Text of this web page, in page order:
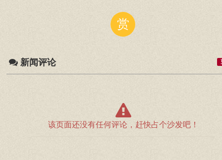
赏
新闻评论
该页面还没有任何评论，赶快占个沙发吧！